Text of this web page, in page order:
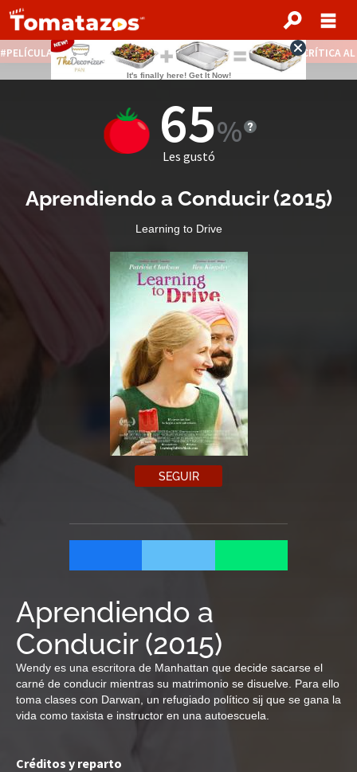
PELÍCULAS STREAMING GRATIS NOTICIAS DESTACADAS CRÍTICA
65
Les gustó
Aprendiendo a Conducir (2015)
Learning to Drive
SEGUIR
Aprendiendo a
Conducir (2015)
Wendy es una escritora de Manhattan que decide sacarse el
carné de conducir mientras su matrimonio se disuelve. Para ello
toma clases con Darwan, un refugiado político sij que se gana la
vida como taxista e instructor en una autoescuela.
Créditos y reparto